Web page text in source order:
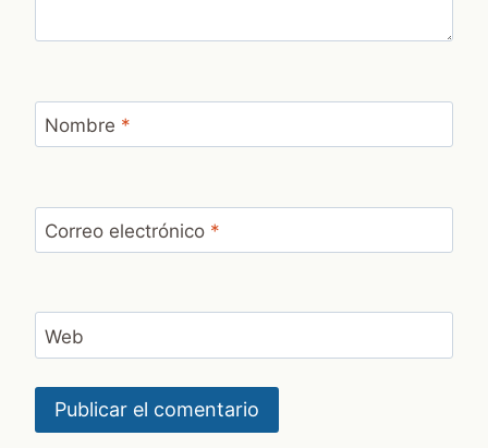
Nombre *
Correo electrónico *
Web